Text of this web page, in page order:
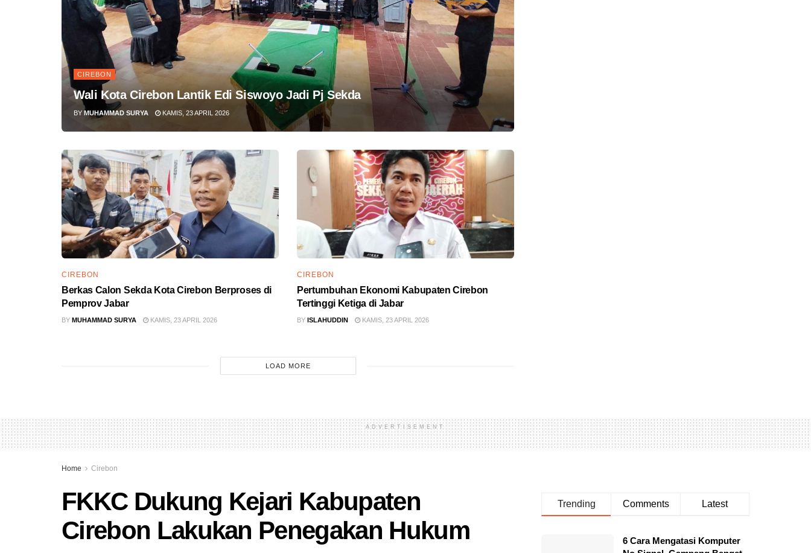
CIREBON
Wali Kota Cirebon Lantik Edi Siswoyo Jadi Pj Sekda
BY MUHAMMAD SURYA KAMIS, 23 APRIL 2026
CIREBON
Berkas Calon Sekda Kota Cirebon Berproses di
Pemprov Jabar
BY MUHAMMAD SURYA KAMIS, 23 APRIL 2026
CIREBON
Pertumbuhan Ekonomi Kabupaten Cirebon
Tertinggi Ketiga di Jabar
BY ISLAHUDDIN KAMIS, 23 APRIL 2026
LOAD MORE
ADVERTISEMENT
Home Cirebon
FKKC Dukung Kejari Kabupaten
Cirebon Lakukan Penegakan Hukum
Trending Comments Latest
6 Cara Mengatasi Komputer